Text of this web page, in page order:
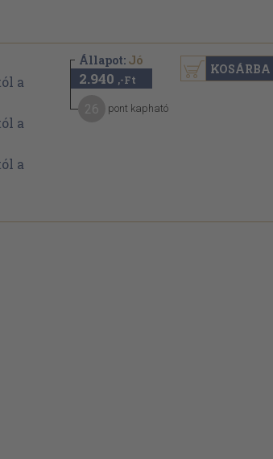
Állapot: Jó
2.940 ,-Ft
pont kapható
KOSÁRBA